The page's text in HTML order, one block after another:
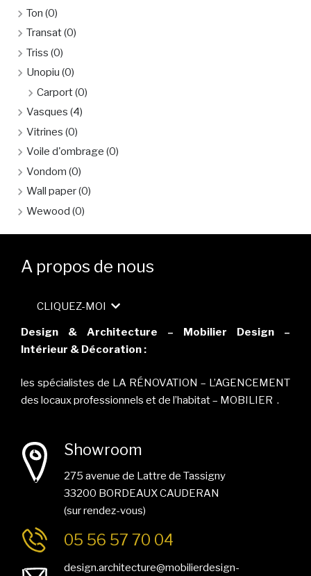
Ton (0)
Transat(0)
Triss (0)
Unopiu (0)
Carport(0)
Vasques (4)
Vitrines (0)
Voile d'ombrage (0)
Vondom (0)
Wall paper(0)
Wewood (0)
A propos de nous
CLIQUEZ-MOI
Design & Architecture – Mobilier Design –
Intérieur & Décoration :
les spécialistes de LA RÉNOVATION – L’AGENCEMENT
des locaux professionnels et de l’habitat – MOBILIER .
Showroom
275 avenue de Lattre de Tassigny
33200 BORDEAUX CAUDERAN
(sur rendez-vous)
05 56 57 70 04
design.architecture@mobilierdesign-